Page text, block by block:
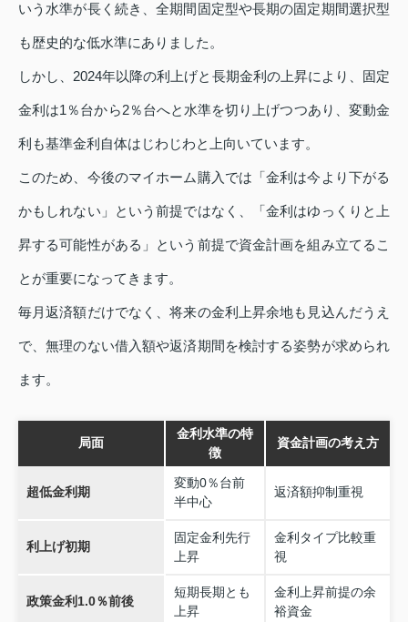
いう水準が長く続き、全期間固定型や長期の固定期間選択型
も歴史的な低水準にありました。
しかし、2024年以降の利上げと長期金利の上昇により、固定
金利は1％台から2％台へと水準を切り上げつつあり、変動金
利も基準金利自体はじわじわと上向いています。
このため、今後のマイホーム購入では「金利は今より下がる
かもしれない」という前提ではなく、「金利はゆっくりと上
昇する可能性がある」という前提で資金計画を組み立てるこ
とが重要になってきます。
毎月返済額だけでなく、将来の金利上昇余地も見込んだうえ
で、無理のない借入額や返済期間を検討する姿勢が求められ
ます。
局面
金利水準の特
徴
資金計画の考え方
超低金利期
変動0％台前
半中心
返済額抑制重視
利上げ初期
固定金利先行
上昇
金利タイプ比較重
視
政策金利1.0％前後
短期長期とも
上昇
金利上昇前提の余
裕資金